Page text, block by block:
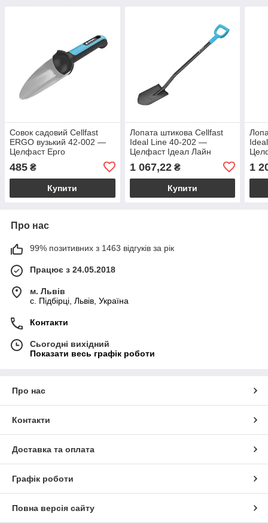
Совок садовий Cellfast
ERGO вузький 42-002 —
Целфаст Ерго
485 ₴
Купити
Лопата штикова Cellfast
Ideal Line 40-202 —
Целфаст Ідеал Лайн
1 067,22₴
Купити
1
Про нас
99% позитивних з 1463 відгуків за рік
Працює з 24.05.2018
м. Львів
c. Підбірці, Львів, Україна
Контакти
Сьогодні вихідний
Показати весь графік роботи
Про нас
Контакти
Доставка та оплата
Графік роботи
Повна версія сайту